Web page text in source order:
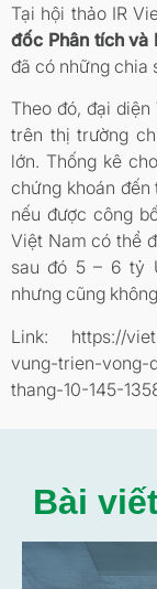
Tại hội thảo IR
đốc Phân tích
đã có những chia
Theo đó, đại
trên thị trường
lớn. Thống kê
chứng khoán
nếu được công
Việt Nam có thể
sau đó 5 – 6 tỷ
nhưng cũng
Link: https://
vung-trien-vong-
thang-10-145-
Bài